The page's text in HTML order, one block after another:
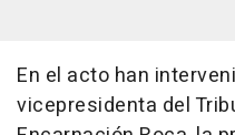
En el acto han
vicepresidenta del